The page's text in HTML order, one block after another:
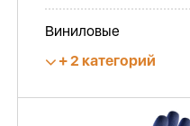
Виниловые
2 категорий